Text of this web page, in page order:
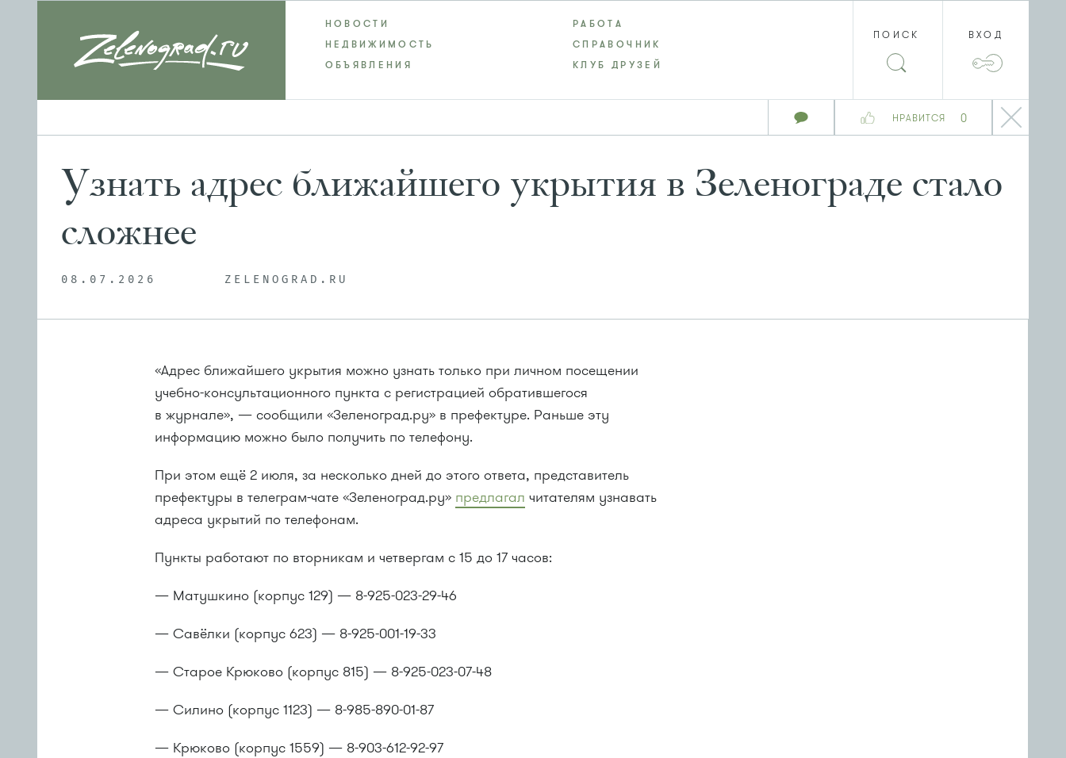
НРАВИТСЯ 0
НОВОСТИ
РАБОТА
НЕДВИЖИМОСТЬ
СПРАВОЧНИК
ОБЪЯВЛЕНИЯ
КЛУБ ДРУЗЕЙ
ПОИСК ВХОД
Узнать адрес ближайшего укрытия в Зеленограде стало
сложнее
08.07.2026 ZELENOGRAD.RU
«Адрес ближайшего укрытия можно узнать только при личном посещении
учебно-консультационного пункта с регистрацией обратившегося
в журнале», — сообщили «Зеленоград.ру» в префектуре. Раньше эту
информацию можно было получить по телефону.
При этом ещё 2 июля, за несколько дней до этого ответа, представитель
префектуры в телеграм-чате «Зеленоград.ру» предлагал читателям узнавать
адреса укрытий по телефонам.
Пункты работают по вторникам и четвергам с 15 до 17 часов:
— Матушкино (корпус 129) — 8-925-023-29-46
— Савёлки (корпус 623) — 8-925-001-19-33
— Старое Крюково (корпус 815) — 8-925-023-07-48
— Силино (корпус 1123) — 8-985-890-01-87
— Крюково (корпус 1559) — 8-903-612-92-97